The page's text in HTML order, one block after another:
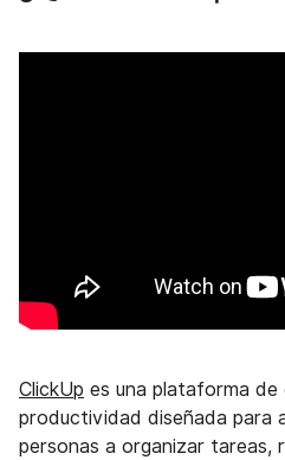
ClickUp es una plataforma
productividad diseñada para
personas a organizar tareas,